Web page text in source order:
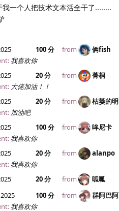
我一个人把技术文本活全干了........
100 分 from
俩fish
我喜欢你
20 分 from
菁桐
大佬加油！！
20 分 from
枯萎的
加油吧
100 分 from
哞尼卡
我喜欢你
20 分 from
alanpo
我喜欢你
20 分 from
呱呱
100 分 from
群阿巴
我喜欢你